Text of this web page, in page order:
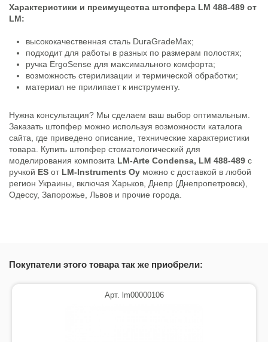
Характеристики и преимущества штопфера LM 488-489 от
LM:
высококачественная сталь DuraGradeMax;
подходит для работы в разных по размерам полостях;
ручка ErgoSense для максимального комфорта;
возможность стерилизации и термической обработки;
материал не прилипает к инструменту.
Нужна консультация? Мы сделаем ваш выбор оптимальным.
Заказать штопфер можно используя возможности каталога
сайта, где приведено описание, технические характеристики
товара. Купить штопфер стоматологический для
моделирования композита LM-Arte Condensa, LM 488-489 c
ручкой ES от LM-Instruments Oy можно с доставкой в любой
регион Украины, включая Харьков, Днепр (Днепропетровск),
Одессу, Запорожье, Львов и прочие города.
Покупатели этого товара так же приобрели:
Арт. lm00000106